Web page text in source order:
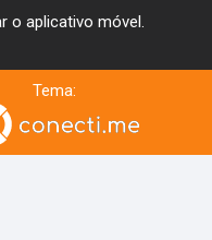
o aplicativo móvel.
Tema: